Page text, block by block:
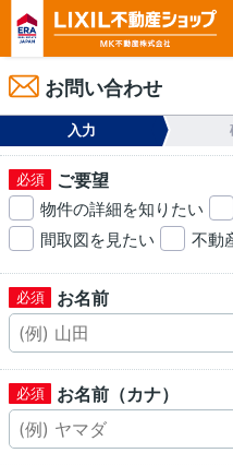
お問い合わせ
入力
ご要望
物件の詳細を知りたい
間取図を見たい
不動
お名前
お名前（カナ）